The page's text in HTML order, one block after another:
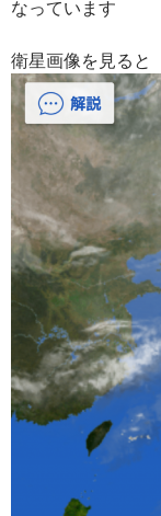
なっています
衛星画像を見ると